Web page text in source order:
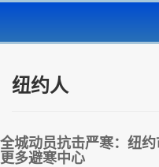
纽约人
全城动员抗击严寒：纽
更多避寒中心